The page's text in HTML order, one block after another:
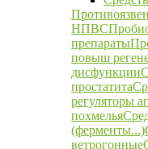
НПВС
препараты
повыш
дисфункции
простатита
регуляторы
похмелья
(ферменты...)
ветрогонные